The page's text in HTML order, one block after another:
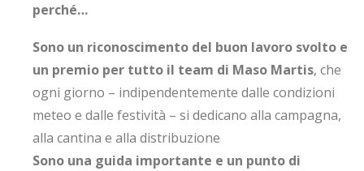
perché…
Sono un riconoscimento del buon lavoro svolto e
un premio per tutto il team di Maso Martis, che
ogni giorno – indipendentemente dalle condizioni
meteo e dalle festività – si dedicano alla campagna,
alla cantina e alla distribuzione
Sono una guida importante e un punto di